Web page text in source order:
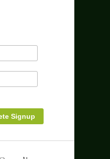
Signup